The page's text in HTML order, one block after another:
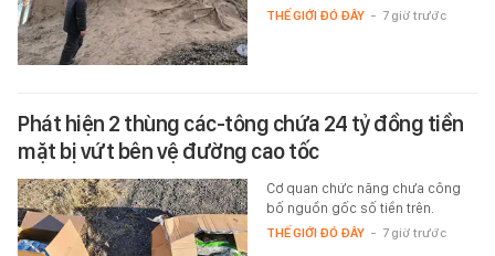
THẾ GIỚI ĐÓ ĐÂY - 7 giờ trước
Phát hiện 2 thùng các-tông chứa 24 tỷ đồng tiền
mặt bị vứt bên vệ đường cao tốc
Cơ quan chức năng chưa công
bố nguồn gốc số tiền trên.
THẾ GIỚI ĐÓ ĐÂY - 7 giờ trước